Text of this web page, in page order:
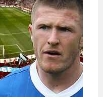
Gümüşhane
Hakkari
Hatay
Isparta
Mersin